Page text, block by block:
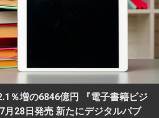
％増の6846億円 『電子書籍ビジ
月28日発売 新たにデジタルパブ